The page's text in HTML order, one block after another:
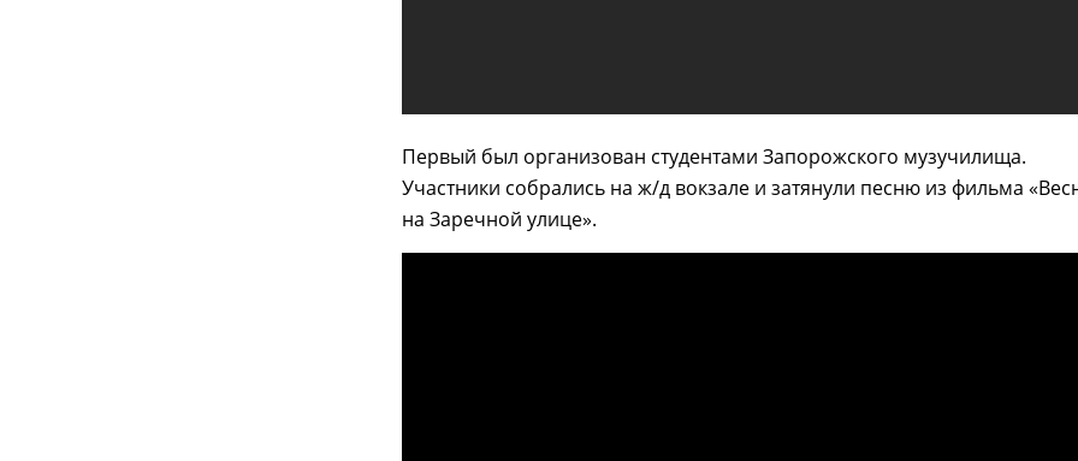
Первый был организован студентами Запорожского музучилища.
Участники собрались на ж/д вокзале и затянули песню из фильма
на Заречной улице».